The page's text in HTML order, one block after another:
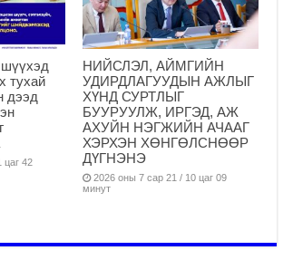
шүүхэд
тухай
дээд
цаг 42
НИЙСЛЭЛ, АЙМГИЙН
УДИРДЛАГУУДЫН АЖЛЫГ
ХҮНД СУРТЛЫГ
БУУРУУЛЖ, ИРГЭД, АЖ
АХУЙН НЭГЖИЙН АЧААГ
ХЭРХЭН ХӨНГӨЛСНӨӨР
ДҮГНЭНЭ
2026 оны 7 сар 21 / 10 цаг 09
минут